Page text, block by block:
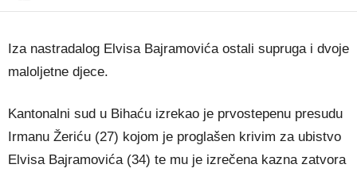
Iza nastradalog Elvisa Bajramovića ostali supruga i dvoje
maloljetne djece.
Kantonalni sud u Bihaću izrekao je prvostepenu presudu
Irmanu Žeriću (27) kojom je proglašen krivim za ubistvo
Elvisa Bajramovića (34) te mu je izrečena kazna zatvora